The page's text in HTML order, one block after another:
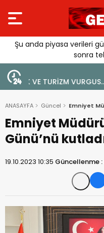
Şu anda piyasa verileri
sonra
YENİ BİR DİN: SOSYAL
ANASAYFA Güncel Emniyet
Emniyet
Günü’nü
19.10.2023 10:35 Güncellenme :